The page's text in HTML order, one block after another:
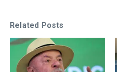
Related Posts